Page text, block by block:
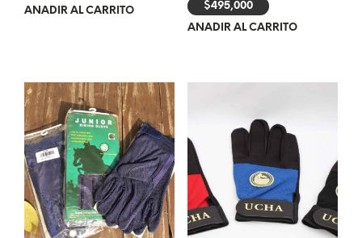
AÑADIR AL CARRITO $495,000
AÑADIR AL CARRITO